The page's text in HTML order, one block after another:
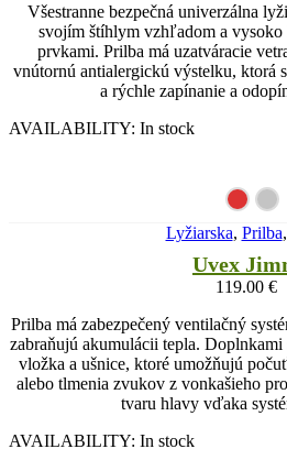
Všestranne bezpečná univerzálna
svojím štíhlym vzhľadom a
prvkami. Prilba má uzatváracie
vnútornú antialergickú výstelku, ktorá
a rýchle zapínanie a
AVAILABILITY: In stock
Lyžiarska, Prilba,
Uvex
119.00 €
Prilba má zabezpečený ventilačný
zabraňujú akumulácii tepla.
vložka a ušnice, ktoré umožňujú
alebo tlmenia zvukov z vonkašieho
tvaru hlavy vďaka
AVAILABILITY: In stock